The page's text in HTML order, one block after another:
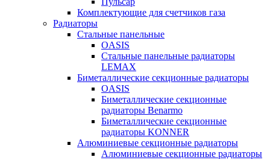
Комплектующие для счетчиков газа
Радиаторы
Стальные панельные
OASIS
Стальные панельные радиаторы
LEMAX
Биметаллические секционные радиаторы
OASIS
Биметаллические секционные
радиаторы Benarmo
Биметаллические секционные
радиаторы KONNER
Алюминиевые секционные радиаторы
Алюминиевые секционные радиаторы